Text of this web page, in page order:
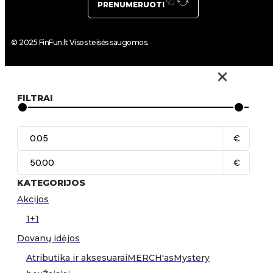
PRENUMERUOTI
© 2025 FinFun.lt Visos teisės saugomos.
FILTRAI
€
€
KATEGORIJOS
Akcijos
1+1
Dovanų idėjos
Atributika ir aksesuaraiMERCH'asMystery